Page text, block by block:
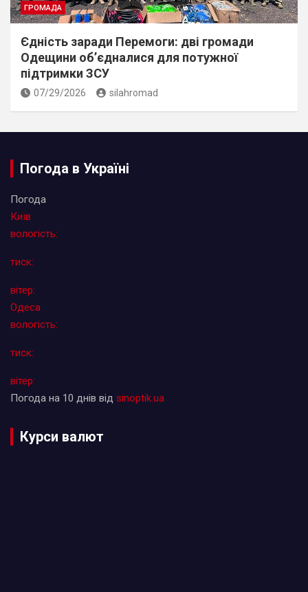
ГРОМАДА
Єдність заради Перемоги: дві громади
Одещини об’єдналися для потужної
підтримки ЗСУ
07/29/2026 silahromad
Погода в Україні
Погода
Київ
вологість:
тиск:
вітер:
Одеса
вологість:
тиск:
вітер:
Погода на 10 днів від sinoptik.ua
Курси валют